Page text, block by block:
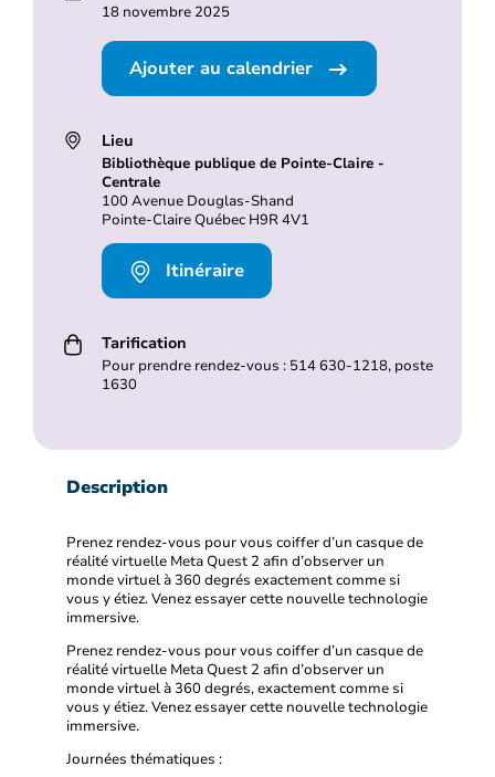
18 novembre 2025
Ajouter au calendrier
Lieu
Bibliothèque publique de Pointe-Claire -
Centrale
100 Avenue Douglas-Shand
Pointe-Claire Québec H9R 4V1
Itinéraire
Tarification
Pour prendre rendez-vous : 514 630-1218, poste
1630
Description
Prenez rendez-vous pour vous coiffer d’un casque de
réalité virtuelle Meta Quest 2 afin d’observer un
monde virtuel à 360 degrés exactement comme si
vous y étiez. Venez essayer cette nouvelle technologie
immersive.
Prenez rendez-vous pour vous coiffer d’un casque de
réalité virtuelle Meta Quest 2 afin d’observer un
monde virtuel à 360 degrés, exactement comme si
vous y étiez. Venez essayer cette nouvelle technologie
immersive.
Journées thématiques :